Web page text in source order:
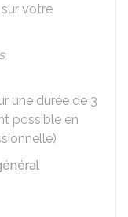
sur votre
une durée de 3
possible en